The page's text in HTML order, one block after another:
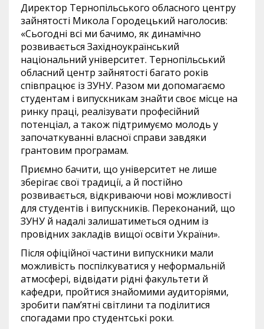
Директор Тернопільського обласного центру
зайнятості Микола Городецький наголосив:
«Сьогодні всі ми бачимо, як динамічно
розвивається Західноукраїнський
національний університет. Тернопільський
обласний центр зайнятості багато років
співпрацює із ЗУНУ. Разом ми допомагаємо
студентам і випускникам знайти своє місце на
ринку праці, реалізувати професійний
потенціал, а також підтримуємо молодь у
започаткуванні власної справи завдяки
грантовим програмам.
Приємно бачити, що університет не лише
зберігає свої традиції, а й постійно
розвивається, відкриваючи нові можливості
для студентів і випускників. Переконаний, що
ЗУНУ й надалі залишатиметься одним із
провідних закладів вищої освіти України».
Після офіційної частини випускники мали
можливість поспілкуватися у неформальній
атмосфері, відвідати рідні факультети й
кафедри, пройтися знайомими аудиторіями,
зробити пам’ятні світлини та поділитися
спогадами про студентські роки.